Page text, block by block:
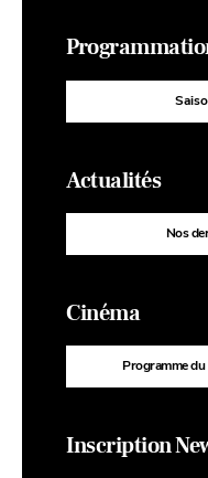
Actualités
Nos
Cinéma
Programme du
Inscription